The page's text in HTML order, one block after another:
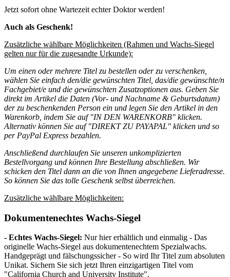
Jetzt sofort ohne Wartezeit echter Doktor werden!
Auch als Geschenk!
Zusätzliche wählbare Möglichkeiten (Rahmen und Wachs-Siegel
gelten nur für die zugesandte Urkunde):
Um einen oder mehrere Titel zu bestellen oder zu verschenken,
wählen Sie einfach den/die gewünschten Titel, das/die gewünschte/n
Fachgebiet/e und die gewünschten Zusatzoptionen aus. Geben Sie
direkt im Artikel die Daten (Vor- und Nachname & Geburtsdatum)
der zu beschenkenden Person ein und legen Sie den Artikel in den
Warenkorb, indem Sie auf "IN DEN WARENKORB" klicken.
Alternativ können Sie auf "DIREKT ZU PAYAPAL" klicken und so
per PayPal Express bezahlen.
Anschließend durchlaufen Sie unseren unkomplizierten
Bestellvorgang und können Ihre Bestellung abschließen. Wir
schicken den Titel dann an die von Ihnen angegebene Lieferadresse.
So können Sie das tolle Geschenk selbst überreichen.
Zusätzliche wählbare Möglichkeiten:
Dokumentenechtes Wachs-Siegel
- Echtes Wachs-Siegel: Nur hier erhältlich und einmalig - Das
originelle Wachs-Siegel aus dokumentenechtem Spezialwachs.
Handgeprägt und fälschungssicher - So wird Ihr Titel zum absoluten
Unikat. Sichern Sie sich jetzt Ihren einzigartigen Titel vom
"California Church and University Institute".